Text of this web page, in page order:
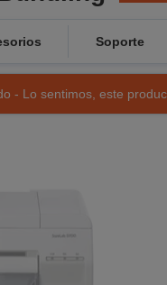
Soporte
- Lo sentimos, este